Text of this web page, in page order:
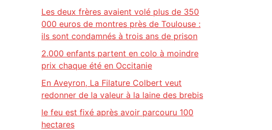
Les deux frères avaient volé plus de 350
000 euros de montres près de Toulouse :
ils sont condamnés à trois ans de prison
2.000 enfants partent en colo à moindre
prix chaque été en Occitanie
En Aveyron, La Filature Colbert veut
redonner de la valeur à la laine des brebis
le feu est fixé après avoir parcouru 100
hectares